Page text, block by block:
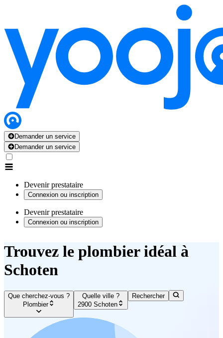
Demander un service
Demander un service
Devenir prestataire
Connexion ou inscription
Devenir prestataire
Connexion ou inscription
Trouvez le plombier idéal à
Schoten
Que cherchez-vous ?
Plombier
Quelle ville ?
2900 Schoten
Rechercher